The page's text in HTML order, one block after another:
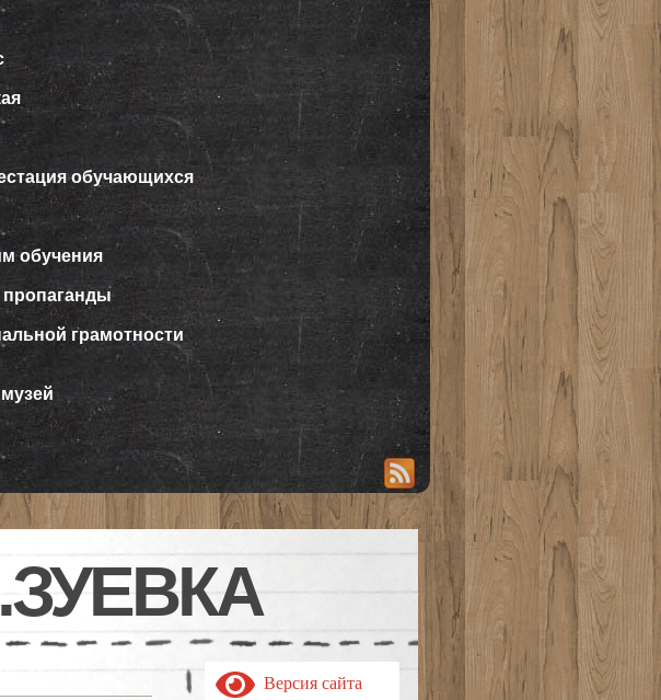
обучающихся
обучения
пропаганды
грамотности
Версия сайта